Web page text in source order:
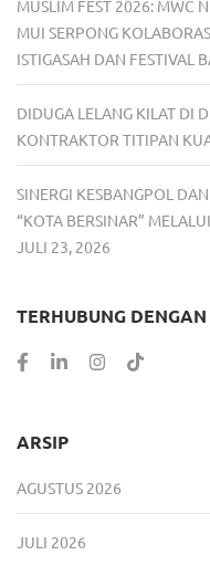
MUSLIM FEST 2026: MWC
MUI SERPONG
ISTIGASAH DAN FESTIVAL
DIDUGA LELANG KILAT DI
KONTRAKTOR TITIPAN
SINERGI KESBANGPOL
“KOTA BERSINAR”
JULI 23, 2026
TERHUBUNG
ARSIP
AGUSTUS 2026
JULI 2026